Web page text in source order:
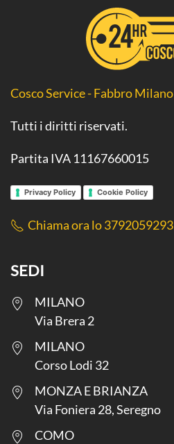
Cosco Service - Fabbro Milano
Tutti i diritti riservati.
Partita IVA 11167660015
Privacy Policy Cookie Policy
Chiama ora lo 3792059293
SEDI
MILANO
Via Brera 2
MILANO
Corso Lodi 32
MONZA E BRIANZA
Via Foniera 28, Seregno
COMO